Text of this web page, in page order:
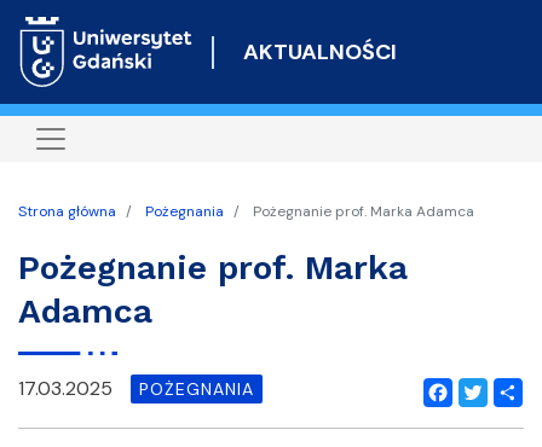
do
AKTUALNOŚCI
Strona główna Pożegnania Pożegnanie prof. Marka Adamca
Pożegnanie prof. Marka
Adamca
Facebook
Twitter
17.03.2025 POŻEGNANIA